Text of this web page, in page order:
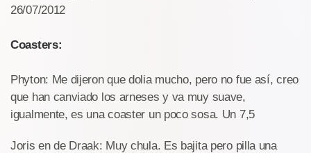
26/07/2012
Coasters:
Phyton: Me dijeron que dolia mucho, pero no fue así, creo
que han canviado los arneses y va muy suave,
igualmente, es una coaster un poco sosa. Un 7,5
Joris en de Draak: Muy chula. Es bajita pero pilla una